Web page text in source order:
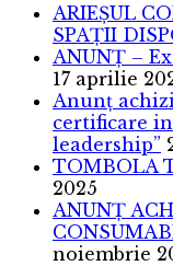
ARIEȘUL
SPAȚII
ANUNȚ –
17 aprilie
Anunț
certificare
leadership”
TOMBOLA
2025
ANUNȚ
noiembrie